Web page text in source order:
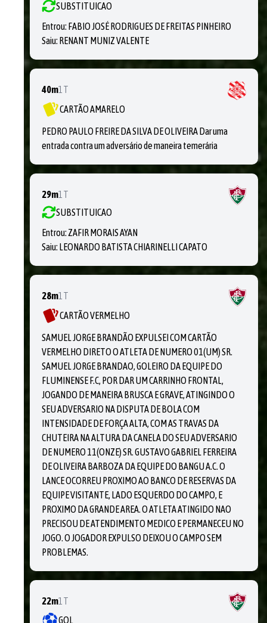
SUBSTITUICAO
Entrou: FABIO JOSÉ RODRIGUES DE FREITAS PINHEIRO
Saiu: RENANT MUNIZ VALENTE
40m1T
CARTÃO AMARELO
PEDRO PAULO FREIRE DA SILVA DE OLIVEIRA Dar uma
entrada contra um adversário de maneira temerária
29m1T
SUBSTITUICAO
Entrou: ZAFIR MORAIS AYAN
Saiu: LEONARDO BATISTA CHIARINELLI CAPATO
28m1T
CARTÃO VERMELHO
SAMUEL JORGE BRANDÃO EXPULSEI COM CARTÃO
VERMELHO DIRETO O ATLETA DE NUMERO 01(UM) SR.
SAMUEL JORGE BRANDAO, GOLEIRO DA EQUIPE DO
FLUMINENSE F.C, POR DAR UM CARRINHO FRONTAL,
JOGANDO DE MANEIRA BRUSCA E GRAVE, ATINGINDO O
SEU ADVERSARIO NA DISPUTA DE BOLA COM
INTENSIDADE DE FORÇA ALTA, COM AS TRAVAS DA
CHUTEIRA NA ALTURA DA CANELA DO SEU ADVERSARIO
DE NUMERO 11(ONZE) SR. GUSTAVO GABRIEL FERREIRA
DE OLIVEIRA BARBOZA DA EQUIPE DO BANGU A.C. O
LANCE OCORREU PROXIMO AO BANCO DE RESERVAS DA
EQUIPE VISITANTE, LADO ESQUERDO DO CAMPO, E
PROXIMO DA GRANDE AREA. O ATLETA ATINGIDO NAO
PRECISOU DE ATENDIMENTO MEDICO E PERMANECEU NO
JOGO. O JOGADOR EXPULSO DEIXOU O CAMPO SEM
PROBLEMAS.
22m1T
GOL